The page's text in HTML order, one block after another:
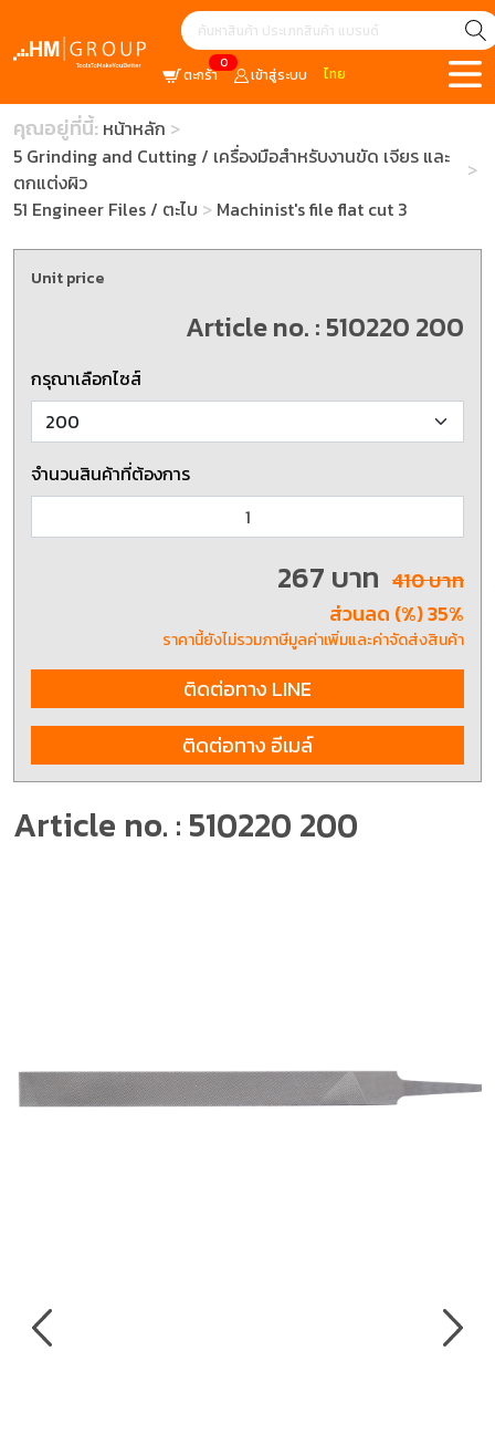
0
ตะกร้า เข้าสู่ระบบ ไทย
คุณอยู่ที่นี้: หน้าหลัก
5 Grinding and Cutting / เครื่องมือสำหรับงานขัด เจียร และ
ตกแต่งผิว
51 Engineer Files / ตะไบ
Machinist's file flat cut 3
Article no. : 510220 200
Unit price
Article no. : 510220 200
กรุณาเลือกไซส์
จำนวนสินค้าที่ต้องการ
267 บาท 410 บาท
ส่วนลด (%) 35%
ราคานี้ยังไม่รวมภาษีมูลค่าเพิ่มและค่าจัดส่งสินค้า
ติดต่อทาง LINE
ติดต่อทาง อีเมล์